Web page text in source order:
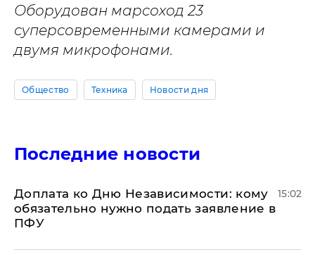
Оборудован марсоход 23
суперсовременными камерами и
двумя микрофонами.
Общество Техника Новости дня
Последние новости
Доплата ко Дню Независимости: кому
обязательно нужно подать заявление в
ПФУ
15:02